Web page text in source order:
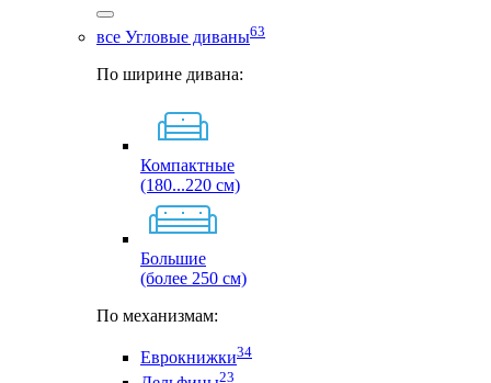
все Угловые диваны63
По ширине дивана:
Компактные
(180...220 см)
Большие
(более 250 см)
По механизмам:
Еврокнижки34
23